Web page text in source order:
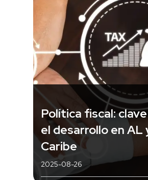
Política fiscal:
el desarrollo en AL
Caribe
2025-08-26